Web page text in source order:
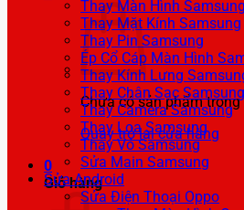
Chưa có sản phẩm trong
Quay trở lại cửa hàng
0
Giỏ hàng
Thay Màn Hình Samsung
Thay Mặt Kính Samsung
Thay Pin Samsung
Ép Cổ Cáp Màn Hình
Thay Kính Lưng
Thay Chân Sạc Samsung
Thay Camera Samsung
Thay Loa Samsung
Thay Vỏ Samsung
Sửa Main Samsung
Sửa Android
Sửa Điện Thoại Oppo